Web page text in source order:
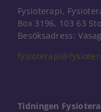
Fysioterapi,
Box 3196, 103 63
Besöksadress:
Tidningen